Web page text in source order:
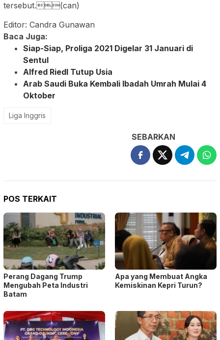
tersebut.(can)
Editor: Candra Gunawan
Baca Juga:
Siap-Siap, Proliga 2021 Digelar 31 Januari di
Sentul
Alfred Riedl Tutup Usia
Arab Saudi Buka Kembali Ibadah Umrah Mulai 4
Oktober
Liga Inggris
SEBARKAN
POS TERKAIT
Perang Dagang Trump
Mengubah Peta Industri
Batam
Apa yang Membuat Angka
Kemiskinan Kepri Turun?